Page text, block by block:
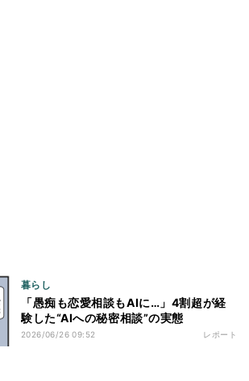
暮らし
「愚痴も恋愛相談もAIに…」4割超が経
験した“AIへの秘密相談”の実態
2026/06/26 09:52 レポート